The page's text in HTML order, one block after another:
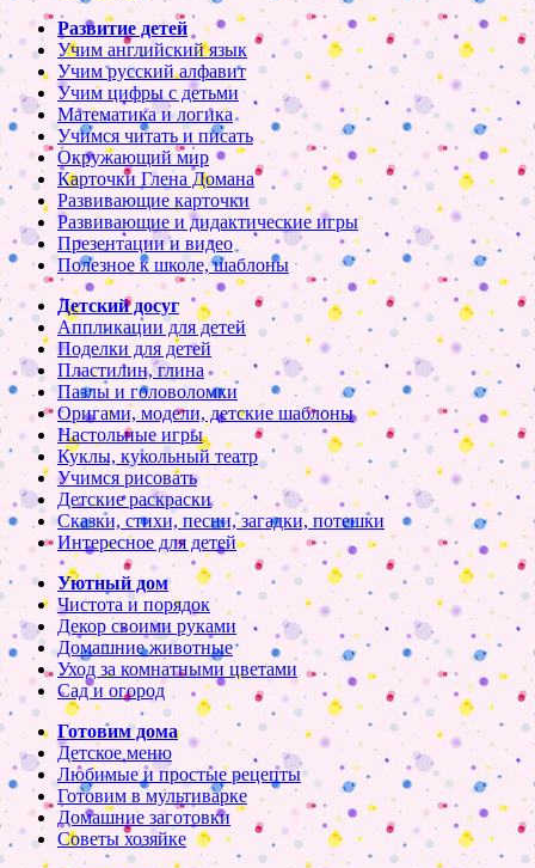
Развитие детей
Учим английский язык
Учим русский алфавит
Учим цифры с детьми
Математика и логика
Учимся читать и писать
Окружающий мир
Карточки Глена Домана
Развивающие карточки
Развивающие и дидактические игры
Презентации и видео
Полезное к школе, шаблоны
Детский досуг
Аппликации для детей
Поделки для детей
Пластилин, глина
Пазлы и головоломки
Оригами, модели, детские шаблоны
Настольные игры
Куклы, кукольный театр
Учимся рисовать
Детские раскраски
Сказки, стихи, песни, загадки, потешки
Интересное для детей
Уютный дом
Чистота и порядок
Декор своими руками
Домашние животные
Уход за комнатными цветами
Сад и огород
Готовим дома
Детское меню
Любимые и простые рецепты
Готовим в мультиварке
Домашние заготовки
Советы хозяйке